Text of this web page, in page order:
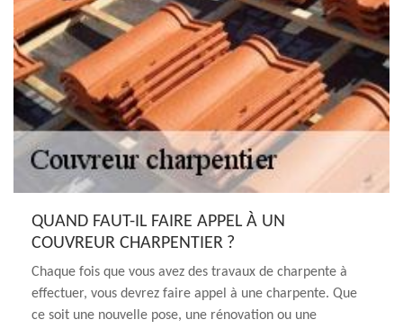
QUAND FAUT-IL FAIRE APPEL À UN
COUVREUR CHARPENTIER ?
Chaque fois que vous avez des travaux de charpente à
effectuer, vous devrez faire appel à une charpente. Que
ce soit une nouvelle pose, une rénovation ou une